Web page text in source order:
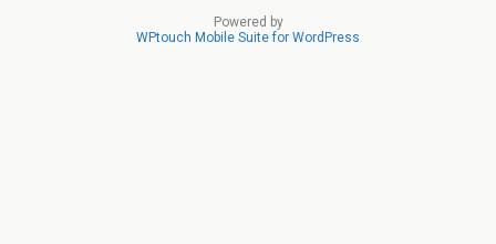
Powered by
WPtouch Mobile Suite for WordPress